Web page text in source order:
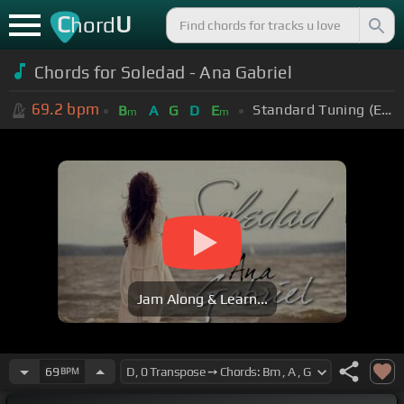
ChordU
Chords for Soledad - Ana Gabriel
69.2 bpm Bm A G D Em Standard Tuning (EADGBE)
Jam Along & Learn...
69 BPM